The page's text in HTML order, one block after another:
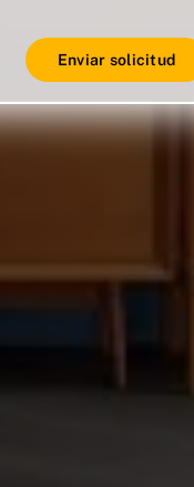
Enviar solicitud